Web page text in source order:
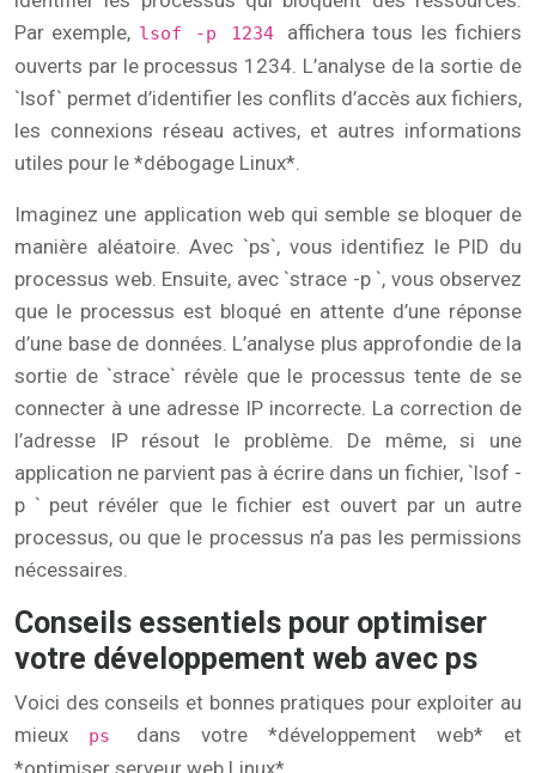
Par exemple, lsof -p 1234 affichera tous les fichiers
ouverts par le processus 1234. L’analyse de la sortie de
`lsof` permet d’identifier les conflits d’accès aux fichiers,
les connexions réseau actives, et autres informations
utiles pour le *débogage Linux*.
Imaginez une application web qui semble se bloquer de
manière aléatoire. Avec `ps`, vous identifiez le PID du
processus web. Ensuite, avec `strace -p `, vous observez
que le processus est bloqué en attente d’une réponse
d’une base de données. L’analyse plus approfondie de la
sortie de `strace` révèle que le processus tente de se
connecter à une adresse IP incorrecte. La correction de
l’adresse IP résout le problème. De même, si une
application ne parvient pas à écrire dans un fichier, `lsof -
p ` peut révéler que le fichier est ouvert par un autre
processus, ou que le processus n’a pas les permissions
nécessaires.
Conseils essentiels pour optimiser
votre développement web avec ps
Voici des conseils et bonnes pratiques pour exploiter au
mieux
ps dans votre *développement web* et
*optimiser serveur web Linux*.